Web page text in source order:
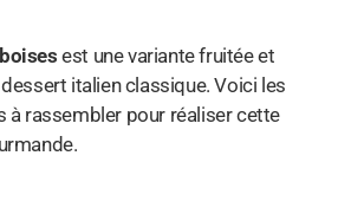
est une variante fruitée et
italien classique. Voici les
à rassembler pour réaliser cette